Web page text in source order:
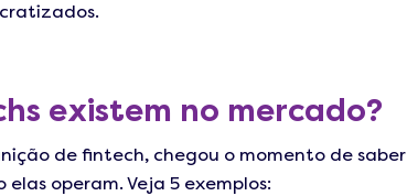
existem no mercado?
de fintech, chegou o momento de saber
operam. Veja 5 exemplos: